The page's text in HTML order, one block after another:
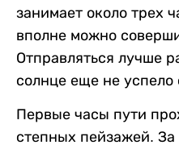
занимает около трех
вполне можно
Отправляться лучше
солнце еще не успело
Первые часы пути
степных пейзажей.